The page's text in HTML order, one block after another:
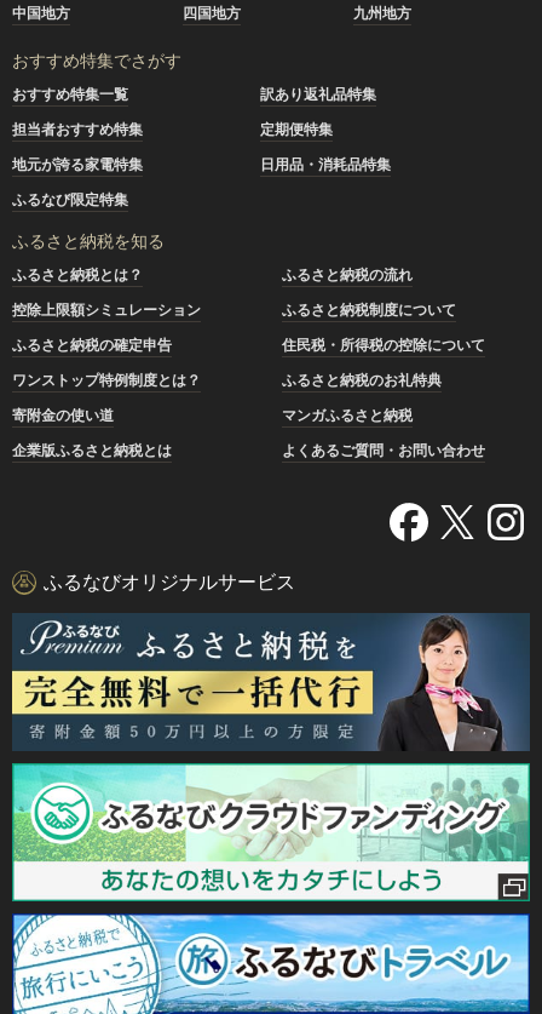
中国地方
四国地方 九州地方
おすすめ特集でさがす
おすすめ特集一覧
訳あり返礼品特集
担当者おすすめ特集
定期便特集
地元が誇る家電特集
日用品・消耗品特集
ふるなび限定特集
ふるさと納税を知る
ふるさと納税とは？
ふるさと納税の流れ
控除上限額シミュレーション
ふるさと納税制度について
ふるさと納税の確定申告
住民税・所得税の控除について
ワンストップ特例制度とは？
ふるさと納税のお礼特典
寄附金の使い道
マンガふるさと納税
企業版ふるさと納税とは
よくあるご質問・お問い合わせ
ふるなびオリジナルサービス